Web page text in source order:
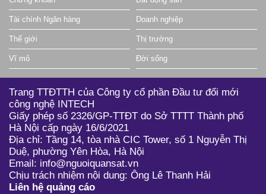
Tài chính Ngân hàng Doanh nghiệp
Thế giới Thị trường
Vĩ mô Đời sống
Trang TTĐTTH của Công ty cổ phần Đầu tư đổi mới
công nghệ INTECH
Giấy phép số 2326/GP-TTĐT do Sở TTTT Thành phố
Hà Nội cấp ngày 16/6/2021
Địa chỉ: Tầng 14, tòa nhà CIC Tower, số 1 Nguyễn Thị
Duệ, phường Yên Hòa, Hà Nội
Email: info@nguoiquansat.vn
Chịu trách nhiệm nội dung: Ông Lê Thanh Hải
Liên hệ quảng cáo